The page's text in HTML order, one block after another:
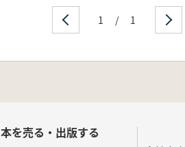
1 / 1
本を売る・出版する